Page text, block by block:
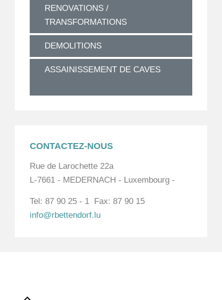
RENOVATIONS /
TRANSFORMATIONS
DEMOLITIONS
ASSAINISSEMENT DE CAVES
CONTACTEZ-NOUS
Rue de Larochette 22a
L-7661 - MEDERNACH - Luxembourg -
Tel: 87 90 25 - 1 Fax: 87 90 15
info@rbettendorf.lu